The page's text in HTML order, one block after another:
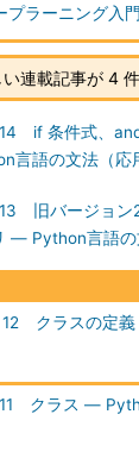
プラーニング入
い連載記事が 4
if 条件式、
言語の文法（応
旧バージョン
― Python言語の
12 クラスの定
クラス ―